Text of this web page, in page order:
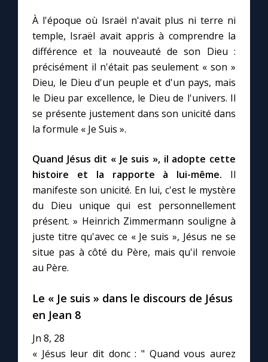
À l'époque où Israël n'avait plus ni terre ni
temple, Israël avait appris à comprendre la
différence et la nouveauté de son Dieu :
précisément il n'était pas seulement « son »
Dieu, le Dieu d'un peuple et d'un pays, mais
le Dieu par excellence, le Dieu de l'univers. Il
se présente justement dans son unicité dans
la formule « Je Suis ».
Quand Jésus dit « Je suis », il adopte cette
histoire et la rapporte à lui-même. Il
manifeste son unicité. En lui, c'est le mystère
du Dieu unique qui est personnellement
présent. » Heinrich Zimmermann souligne à
juste titre qu'avec ce « Je suis », Jésus ne se
situe pas à côté du Père, mais qu'il renvoie
au Père.
Le « Je suis » dans le discours de Jésus
en Jean 8
Jn 8, 28
« Jésus leur dit donc : " Quand vous aurez